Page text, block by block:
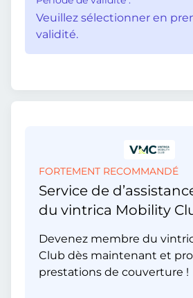
Veuillez sélectionner en
validité.
FORTEMENT RECOMMANDÉ
Service de
du vintrica Mobility
Devenez membre du
Club dès maintenant et
prestations de couverture !